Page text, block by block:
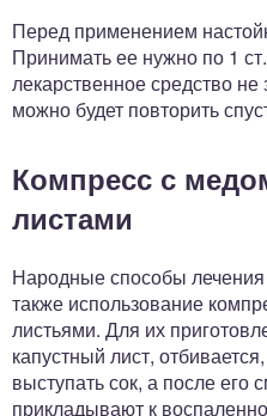
Перед применением
Принимать ее нужно по 1
лекарственное средство не
можно будет повторить
Компресс с
листами
Народные способы
также использование
листьями. Для их
капустный лист,
выступать сок, а после
прикладывают к